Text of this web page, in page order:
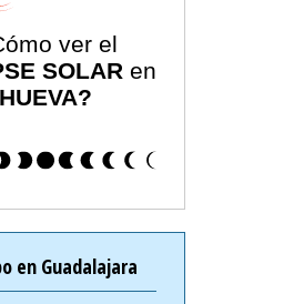
ver el
SOLAR en
HUEVA?
en Guadalajara